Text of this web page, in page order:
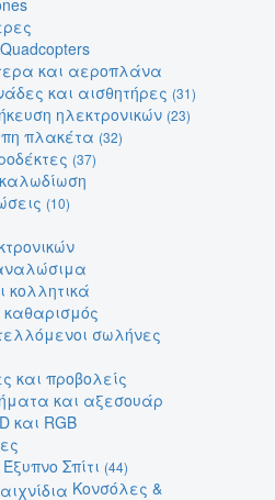
και αεροπλάνα
και αισθητήρες (31)
ηλεκτρονικών (23)
πλακέτα (32)
(37)
(10)
κολλητικά
καθαρισμός
σωλήνες
και προβολείς
και αξεσουάρ
και RGB
Σπίτι (44)
Κονσόλες &